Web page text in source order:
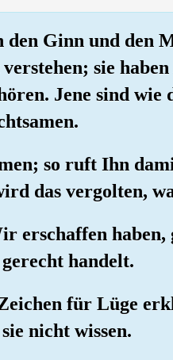
Ginn und den
sie
Jene sind
so ruft Ihn
das vergolten,
erschaffen
handelt.
für Lüge
nicht wissen.